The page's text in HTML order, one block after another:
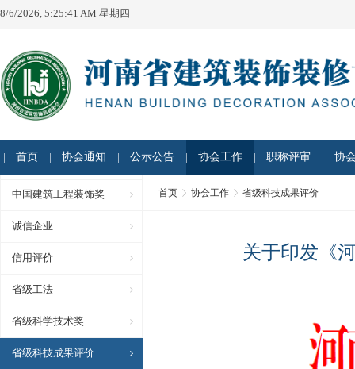
8/6/2026, 5:25:41 AM 星期四
首页 协会通知 公示公告 协会工作 职称评审 协
中国建筑工程装饰奖
诚信企业
信用评价
省级工法
省级科学技术奖
省级科技成果评价
首页 协会工作 省级科技成果评价
关于印发《